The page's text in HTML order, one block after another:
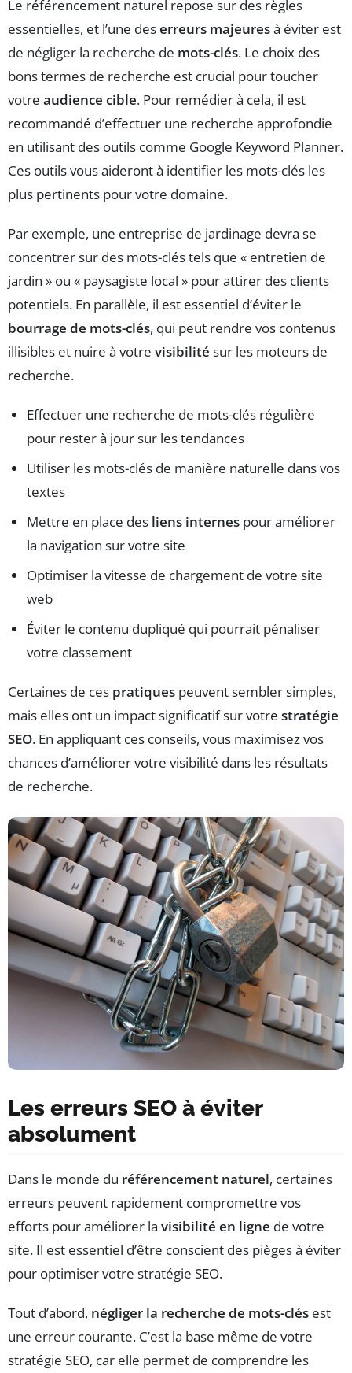
Le référencement naturel repose sur des règles
essentielles, et l’une deserreurs majeuresà éviter est
de négliger la recherche de mots-clés. Le choix des
bons termes de recherche est crucial pour toucher
votre audience cible. Pour remédier à cela, il est
recommandé d’effectuer une recherche approfondie
en utilisant des outils comme Google Keyword Planner.
Ces outils vous aideront à identifier les mots-clés les
plus pertinents pour votre domaine.
Par exemple, une entreprise de jardinage devra se
concentrer sur des mots-clés tels que « entretien de
jardin » ou « paysagiste local » pour attirer des clients
potentiels. En parallèle, il est essentiel d’éviter le
bourrage de mots-clés, qui peut rendre vos contenus
illisibles et nuire à votre visibilité sur les moteurs de
recherche.
Effectuer une recherche de mots-clés régulière
pour rester à jour sur les tendances
Utiliser les mots-clés de manière naturelle dans vos
textes
Mettre en place des liens internes pour améliorer
la navigation sur votre site
Optimiser la vitesse de chargement de votre site
web
Éviter le contenu dupliqué qui pourrait pénaliser
votre classement
Certaines de ces pratiques peuvent sembler simples,
mais elles ont un impact significatif sur votre stratégie
SEO. En appliquant ces conseils, vous maximisez vos
chances d’améliorer votre visibilité dans les résultats
de recherche.
Les erreurs SEO à éviter
absolument
Dans le monde du référencement naturel, certaines
erreurs peuvent rapidement compromettre vos
efforts pour améliorer la visibilité en ligne de votre
site. Il est essentiel d’être conscient des pièges à éviter
pour optimiser votre stratégie SEO.
Tout d’abord, négliger la recherche de mots-clés est
une erreur courante. C’est la base même de votre
stratégie SEO, car elle permet de comprendre les